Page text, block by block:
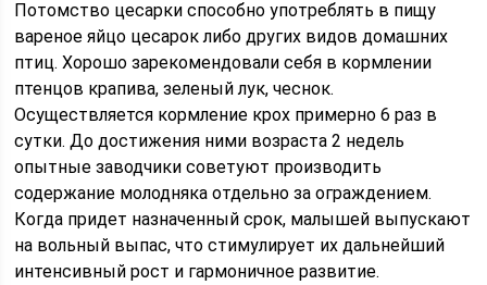
Потомство цесарки способно употреблять в пищу
вареное яйцо цесарок либо других видов домашних
птиц. Хорошо зарекомендовали себя в кормлении
птенцов крапива, зеленый лук, чеснок.
Осуществляется кормление крох примерно 6 раз в
сутки. До достижения ними возраста 2 недель
опытные заводчики советуют производить
содержание молодняка отдельно за ограждением.
Когда придет назначенный срок, малышей выпускают
на вольный выпас, что стимулирует их дальнейший
интенсивный рост и гармоничное развитие.